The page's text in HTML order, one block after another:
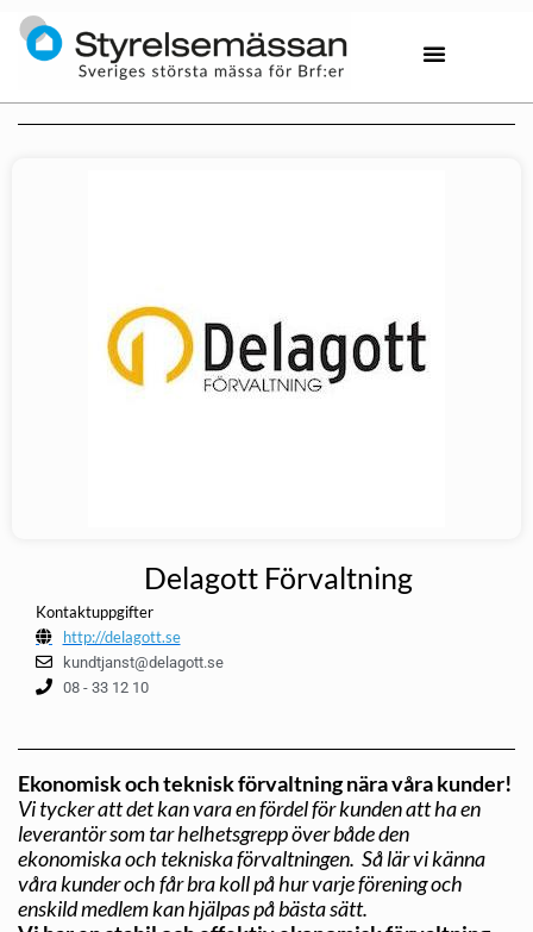
Delagott Förvaltning
Kontaktuppgifter
http://delagott.se
kundtjanst@delagott.se
08 - 33 12 10
Ekonomisk och teknisk förvaltning nära våra kunder!
Vi tycker att det kan vara en fördel för kunden att ha en
leverantör som tar helhetsgrepp över både den
ekonomiska och tekniska förvaltningen. Så lär vi känna
våra kunder och får bra koll på hur varje förening och
enskild medlem kan hjälpas på bästa sätt.